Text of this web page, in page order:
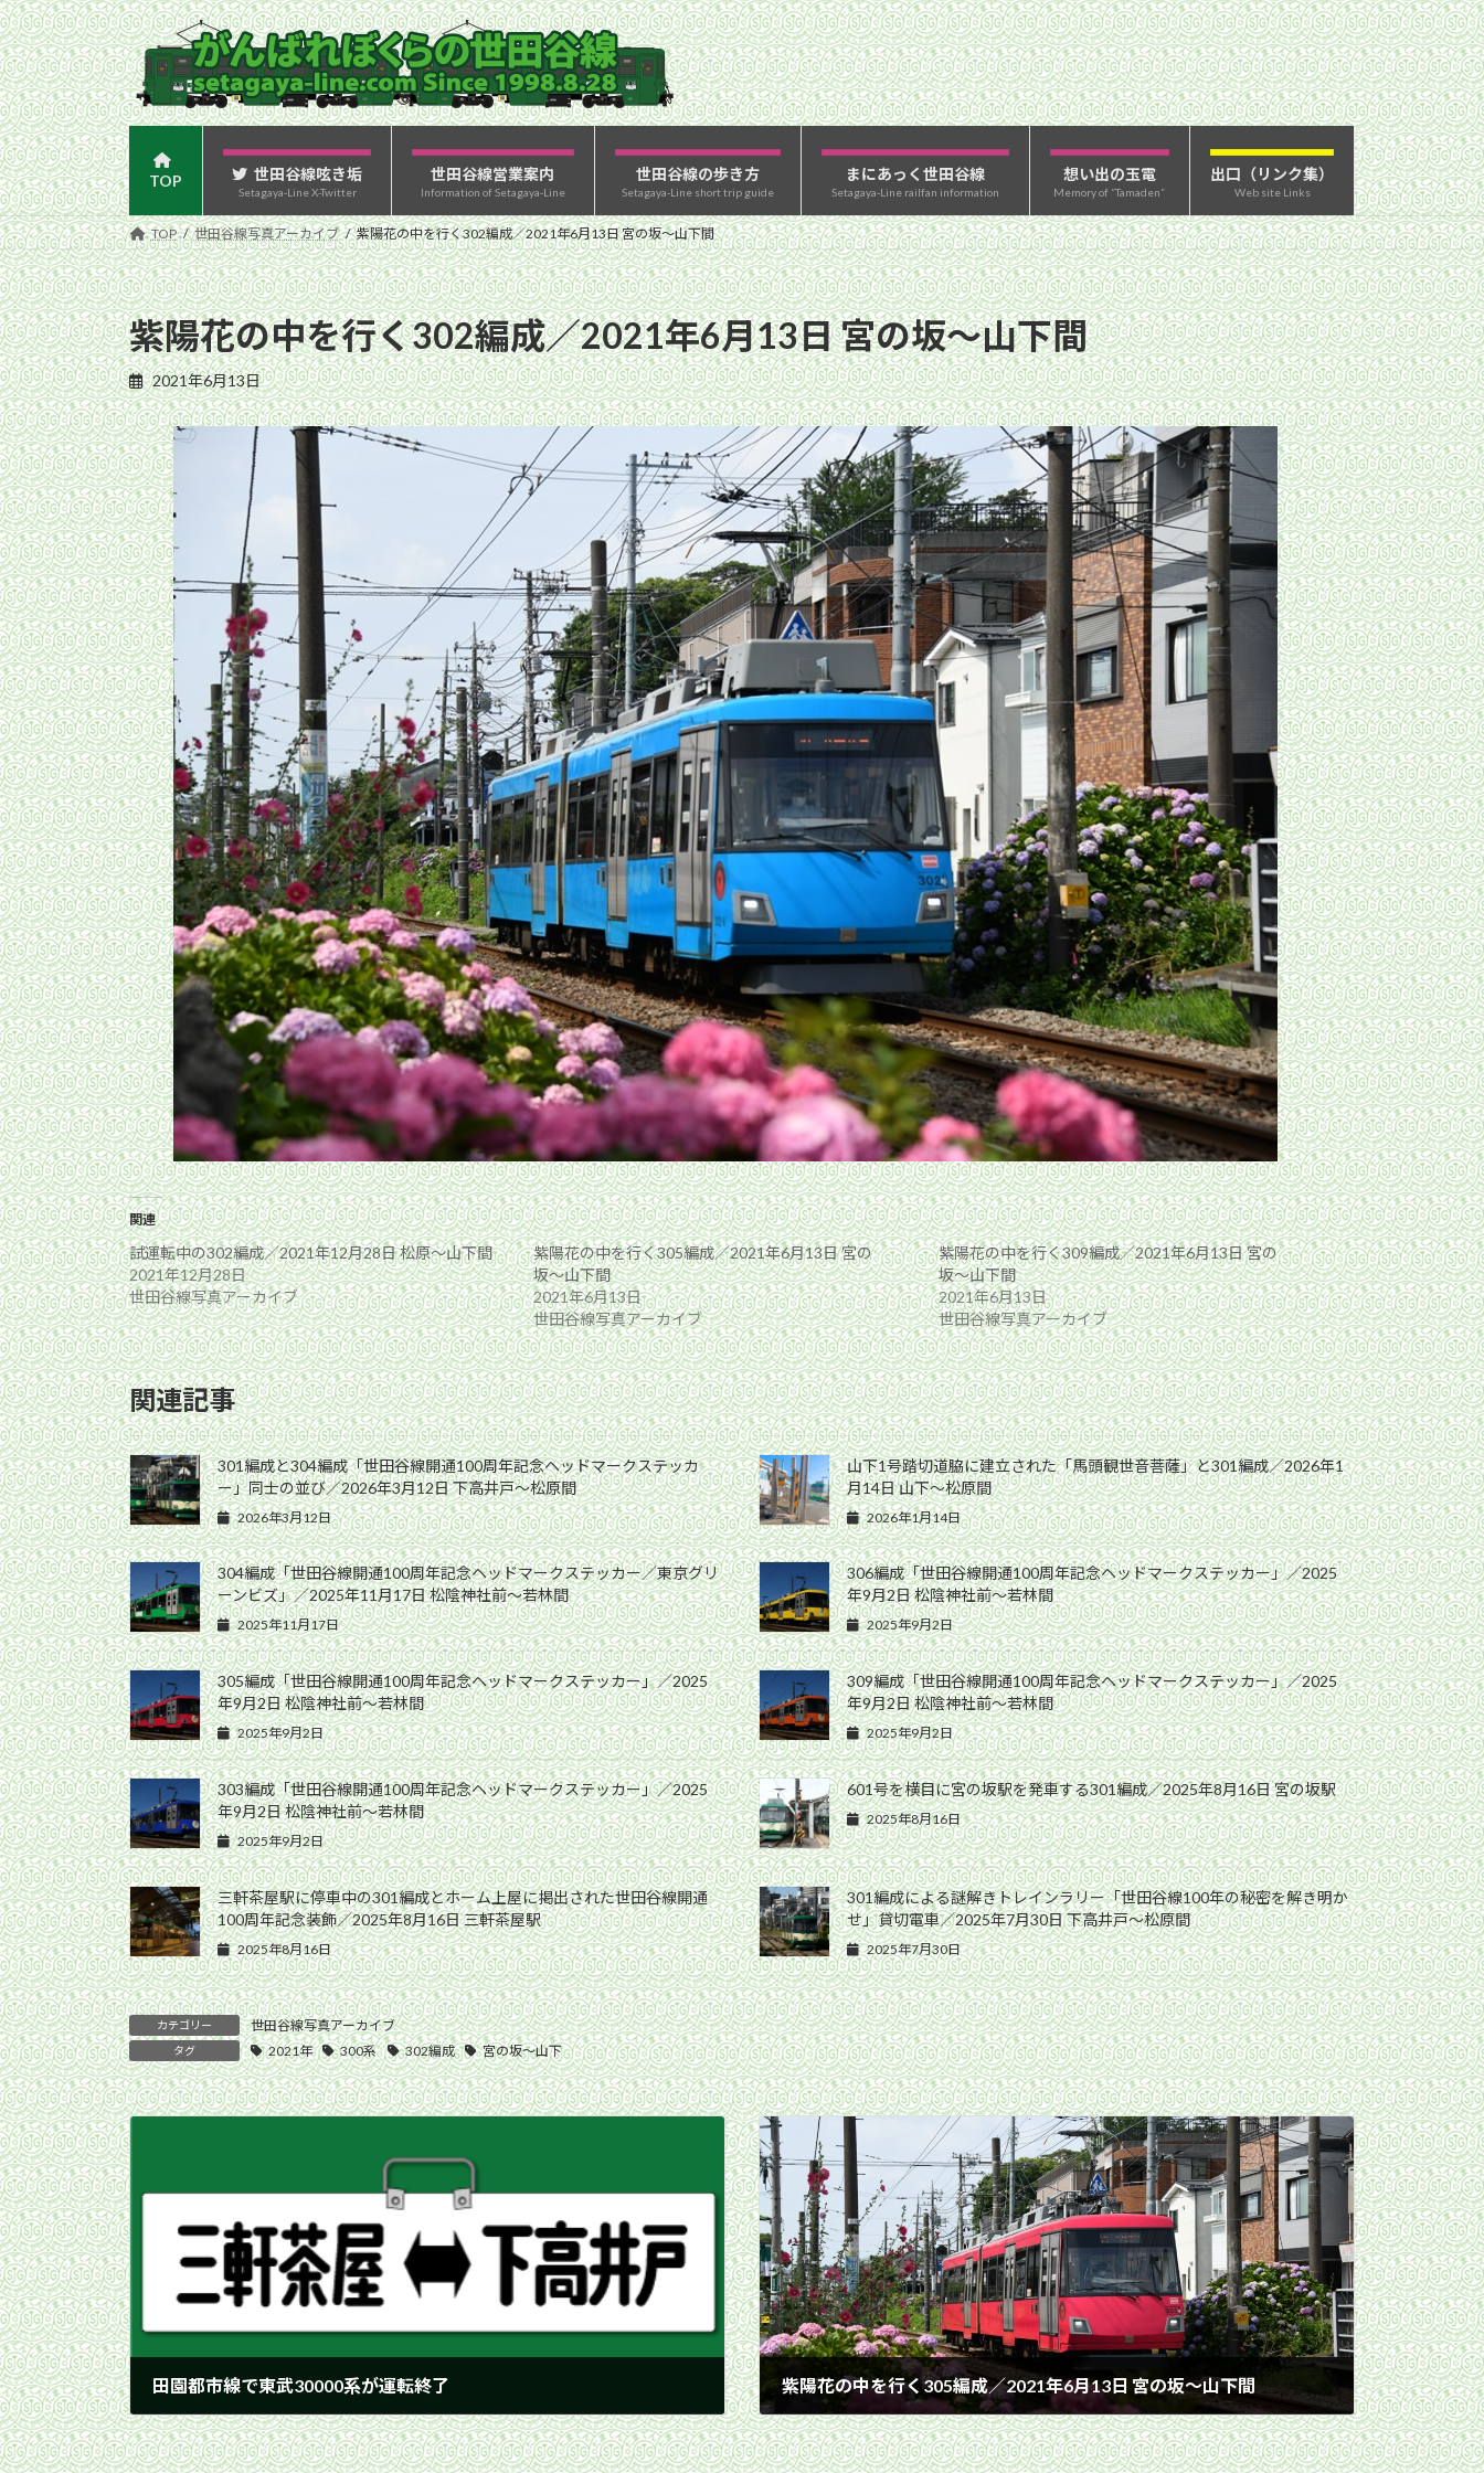
コ
ン
テ
ン
ツ
へ
ス
キ
ッ
プ
ナ
ビ
ゲ
ー
シ
ョ
ン
に
移
動
TOP 世田谷線呟き垢
Setagaya-Line X-Twitter
世田谷線営業案内
Information of Setagaya-Line
世田谷線の歩き方
Setagaya-Line short trip guide
まにあっく世田谷線
Setagaya-Line railfan information
想い出の玉電
Memory of “Tamaden”
出口（リンク集）
Web site Links
TOP 世田谷線写真アーカイブ 紫陽花の中を行く302編成／2021年6月13日 宮の坂〜山下間
紫陽花の中を行く302編成／2021年6月13日 宮の坂〜山下間
2021年6月13日
関連
試運転中の302編成／2021年12月28日 松原〜山下間
2021年12月28日
世田谷線写真アーカイブ
紫陽花の中を行く305編成／2021年6月13日 宮の
坂〜山下間
2021年6月13日
世田谷線写真アーカイブ
紫陽花の中を行く309編成／2021年6月13日 宮の
坂〜山下間
2021年6月13日
世田谷線写真アーカイブ
関連記事
301編成と304編成「世田谷線開通100周年記念ヘッドマークステッカ
ー」同士の並び／2026年3月12日 下高井戸〜松原間
2026年3月12日
山下1号踏切道脇に建立された「馬頭観世音菩薩」と301編成／2026年1
月14日 山下〜松原間
2026年1月14日
304編成「世田谷線開通100周年記念ヘッドマークステッカー／東京グリ
ーンビズ」／2025年11月17日 松陰神社前〜若林間
2025年11月17日
306編成「世田谷線開通100周年記念ヘッドマークステッカー」／2025
年9月2日 松陰神社前〜若林間
2025年9月2日
305編成「世田谷線開通100周年記念ヘッドマークステッカー」／2025
年9月2日 松陰神社前〜若林間
2025年9月2日
309編成「世田谷線開通100周年記念ヘッドマークステッカー」／2025
年9月2日 松陰神社前〜若林間
2025年9月2日
303編成「世田谷線開通100周年記念ヘッドマークステッカー」／2025
年9月2日 松陰神社前〜若林間
2025年9月2日
601号を横目に宮の坂駅を発車する301編成／2025年8月16日 宮の坂駅
2025年8月16日
三軒茶屋駅に停車中の301編成とホーム上屋に掲出された世田谷線開通
100周年記念装飾／2025年8月16日 三軒茶屋駅
2025年8月16日
301編成による謎解きトレインラリー「世田谷線100年の秘密を解き明か
せ」貸切電車／2025年7月30日 下高井戸〜松原間
2025年7月30日
カテゴリー 世田谷線写真アーカイブ
タグ 2021年 300系 302編成 宮の坂〜山下
田園都市線で東武30000系が運転終了
2021年6月3日
紫陽花の中を行く305編成／2021年6月13日 宮の坂〜山下間
2021年6月13日